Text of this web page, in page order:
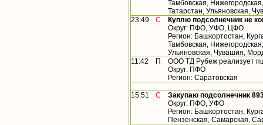
Тамбовская,
Татарстан, Ульяновская,
23:49
С
Куплю подсолнечник не
Округ: ПФО, УФО, ЦФО
Регион: Башкортостан,
Тамбовская,
Ульяновская, Чувашия,
11:42
П ООО ТД Рубеж реализует
Округ: ПФО
Регион: Саратовская
15:51 С
Закупаю подсолнечник
Округ: ПФО, УФО
Регион: Башкортостан,
Пензенская, Самарская,